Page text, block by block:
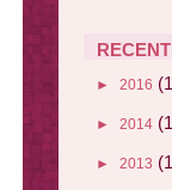
► 2016
► 2014
► 2013